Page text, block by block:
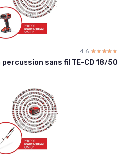
4.6 ☆☆☆☆☆
★★★★★
sans fil TE-CD 18/50